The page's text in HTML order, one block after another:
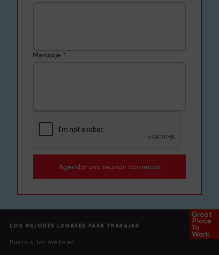
Mensaje
Agendar una reunión comercial
LOS MEJORES LUGARES PARA TRABAJAR
Busca a las mejores